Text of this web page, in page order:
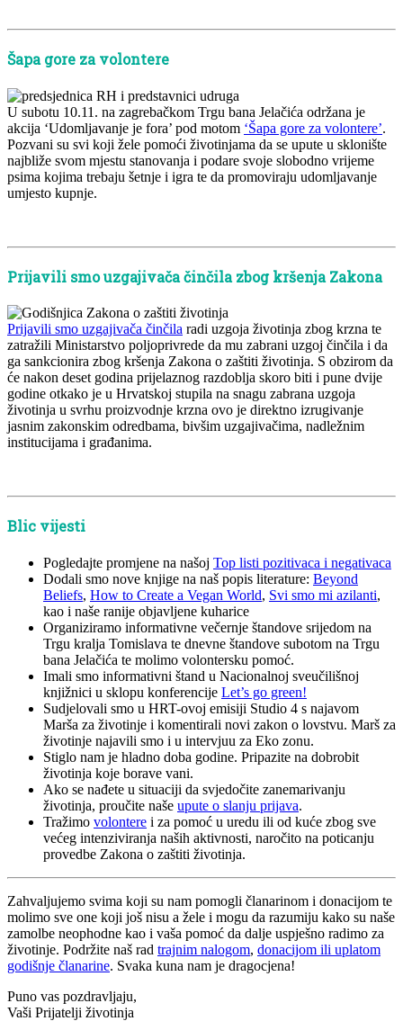
Šapa gore za volontere
U subotu 10.11. na zagrebačkom Trgu bana Jelačića održana je
akcija ‘Udomljavanje je fora’ pod motom ‘Šapa gore za volontere’.
Pozvani su svi koji žele pomoći životinjama da se upute u sklonište
najbliže svom mjestu stanovanja i podare svoje slobodno vrijeme
psima kojima trebaju šetnje i igra te da promoviraju udomljavanje
umjesto kupnje.
Prijavili smo uzgajivača činčila zbog kršenja Zakona
Prijavili smo uzgajivača činčila radi uzgoja životinja zbog krzna te
zatražili Ministarstvo poljoprivrede da mu zabrani uzgoj činčila i da
ga sankcionira zbog kršenja Zakona o zaštiti životinja. S obzirom da
će nakon deset godina prijelaznog razdoblja skoro biti i pune dvije
godine otkako je u Hrvatskoj stupila na snagu zabrana uzgoja
životinja u svrhu proizvodnje krzna ovo je direktno izrugivanje
jasnim zakonskim odredbama, bivšim uzgajivačima, nadležnim
institucijama i građanima.
Blic vijesti
Pogledajte promjene na našoj Top listi pozitivaca i negativaca
Dodali smo nove knjige na naš popis literature: Beyond
Beliefs, How to Create a Vegan World, Svi smo mi azilanti,
kao i naše ranije objavljene kuharice
Organiziramo informativne večernje štandove srijedom na
Trgu kralja Tomislava te dnevne štandove subotom na Trgu
bana Jelačića te molimo volontersku pomoć.
Imali smo informativni štand u Nacionalnoj sveučilišnoj
knjižnici u sklopu konferencije Let’s go green!
Sudjelovali smo u HRT-ovoj emisiji Studio 4 s najavom
Marša za životinje i komentirali novi zakon o lovstvu. Marš za
životinje najavili smo i u intervjuu za Eko zonu.
Stiglo nam je hladno doba godine. Pripazite na dobrobit
životinja koje borave vani.
Ako se nađete u situaciji da svjedočite zanemarivanju
životinja, proučite naše upute o slanju prijava.
Tražimo volontere i za pomoć u uredu ili od kuće zbog sve
većeg intenziviranja naših aktivnosti, naročito na poticanju
provedbe Zakona o zaštiti životinja.
Zahvaljujemo svima koji su nam pomogli članarinom i donacijom te
molimo sve one koji još nisu a žele i mogu da razumiju kako su naše
zamolbe neophodne kao i vaša pomoć da dalje uspješno radimo za
životinje. Podržite naš rad trajnim nalogom, donacijom ili uplatom
godišnje članarine. Svaka kuna nam je dragocjena!
Puno vas pozdravljaju,
Vaši Prijatelji životinja